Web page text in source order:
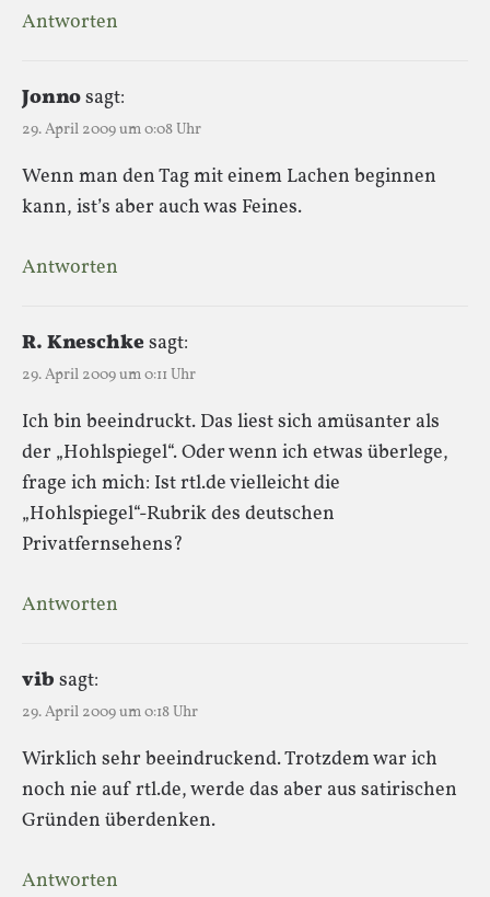
Antworten
Jonnosagt:
29. April 2009 um 0:08 Uhr
Wenn man den Tag mit einem Lachen beginnen
kann, ist’s aber auch was Feines.
Antworten
R. Kneschkesagt:
29. April 2009 um 0:11 Uhr
Ich bin beeindruckt. Das liest sich amüsanter als
der „Hohlspiegel“. Oder wenn ich etwas überlege,
frage ich mich: Ist rtl.de vielleicht die
„Hohlspiegel“-Rubrik des deutschen
Privatfernsehens?
Antworten
vib sagt:
29. April 2009 um 0:18 Uhr
Wirklich sehr beeindruckend. Trotzdem war ich
noch nie auf rtl.de, werde das aber aus satirischen
Gründen überdenken.
Antworten